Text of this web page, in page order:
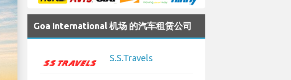
Goa International 机场 的汽车租赁公司
S.S.Travels